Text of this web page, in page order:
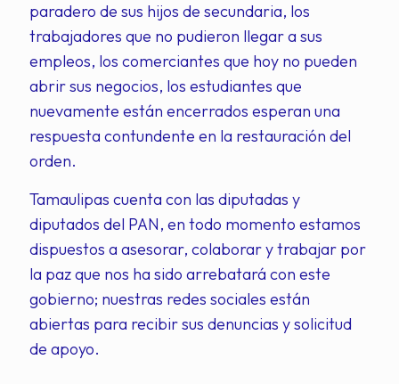
paradero de sus hijos de secundaria, los
trabajadores que no pudieron llegar a sus
empleos, los comerciantes que hoy no pueden
abrir sus negocios, los estudiantes que
nuevamente están encerrados esperan una
respuesta contundente en la restauración del
orden.
Tamaulipas cuenta con las diputadas y
diputados del PAN, en todo momento estamos
dispuestos a asesorar, colaborar y trabajar por
la paz que nos ha sido arrebatará con este
gobierno; nuestras redes sociales están
abiertas para recibir sus denuncias y solicitud
de apoyo.